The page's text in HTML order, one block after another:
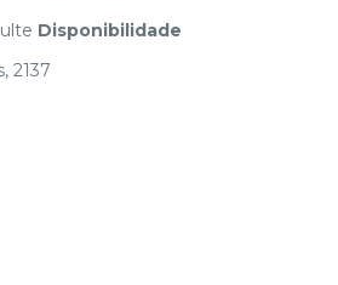
Disponibilidade
2137